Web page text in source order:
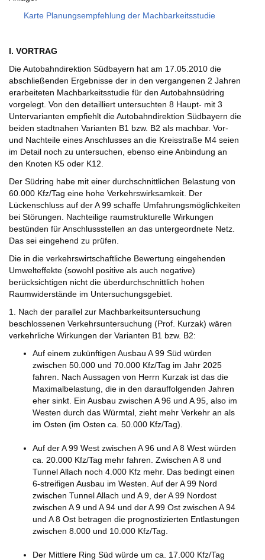
Karte Planungsempfehlung der Machbarkeitsstudie
I. VORTRAG
Die Autobahndirektion Südbayern hat am 17.05.2010 die
abschließenden Ergebnisse der in den vergangenen 2 Jahren
erarbeiteten Machbarkeitsstudie für den Autobahnsüdring
vorgelegt. Von den detailliert untersuchten 8 Haupt- mit 3
Untervarianten empfiehlt die Autobahndirektion Südbayern die
beiden stadtnahen Varianten B1 bzw. B2 als machbar. Vor-
und Nachteile eines Anschlusses an die Kreisstraße M4 seien
im Detail noch zu untersuchen, ebenso eine Anbindung an
den Knoten K5 oder K12.
Der Südring habe mit einer durchschnittlichen Belastung von
60.000 Kfz/Tag eine hohe Verkehrswirksamkeit. Der
Lückenschluss auf der A 99 schaffe Umfahrungsmöglichkeiten
bei Störungen. Nachteilige raumstrukturelle Wirkungen
bestünden für Anschlussstellen an das untergeordnete Netz.
Das sei eingehend zu prüfen.
Die in die verkehrswirtschaftliche Bewertung eingehenden
Umwelteffekte (sowohl positive als auch negative)
berücksichtigen nicht die überdurchschnittlich hohen
Raumwiderstände im Untersuchungsgebiet.
1. Nach der parallel zur Machbarkeitsuntersuchung
beschlossenen Verkehrsuntersuchung (Prof. Kurzak) wären
verkehrliche Wirkungen der Varianten B1 bzw. B2:
Auf einem zukünftigen Ausbau A 99 Süd würden
zwischen 50.000 und 70.000 Kfz/Tag im Jahr 2025
fahren. Nach Aussagen von Herrn Kurzak ist das die
Maximalbelastung, die in den darauffolgenden Jahren
eher sinkt. Ein Ausbau zwischen A 96 und A 95, also im
Westen durch das Würmtal, zieht mehr Verkehr an als
im Osten (im Osten ca. 50.000 Kfz/Tag).
Auf der A 99 West zwischen A 96 und A 8 West würden
ca. 20.000 Kfz/Tag mehr fahren. Zwischen A 8 und
Tunnel Allach noch 4.000 Kfz mehr. Das bedingt einen
6-streifigen Ausbau im Westen. Auf der A 99 Nord
zwischen Tunnel Allach und A 9, der A 99 Nordost
zwischen A 9 und A 94 und der A 99 Ost zwischen A 94
und A 8 Ost betragen die prognostizierten Entlastungen
zwischen 8.000 und 10.000 Kfz/Tag.
Der Mittlere Ring Süd würde um ca. 17.000 Kfz/Tag